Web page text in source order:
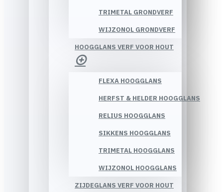
TRIMETAL GRONDVERF
WIJZONOL GRONDVERF
HOOGGLANS VERF VOOR HOUT
FLEXA HOOGGLANS
HERFST & HELDER HOOGGLANS
RELIUS HOOGGLANS
SIKKENS HOOGGLANS
TRIMETAL HOOGGLANS
WIJZONOL HOOGGLANS
ZIJDEGLANS VERF VOOR HOUT